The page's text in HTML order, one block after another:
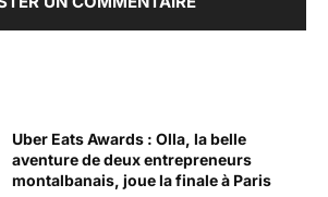
Uber Eats Awards : Olla, la belle
aventure de deux entrepreneurs
montalbanais, joue la finale à Paris